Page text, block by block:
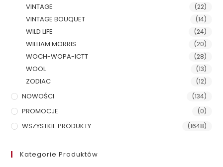
VINTAGE (22)
VINTAGE BOUQUET (14)
WILD LIFE (24)
WILLIAM MORRIS (20)
WOCH-WOPA-ICTT (28)
WOOL (13)
ZODIAC (12)
NOWOŚCI (134)
PROMOCJE (0)
WSZYSTKIE PRODUKTY (1648)
Kategorie Produktów